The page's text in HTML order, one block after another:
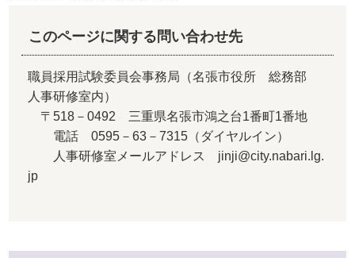
このページに関する問い合わせ先
職員採用試験委員会事務局（名張市役所 総務部
人事研修室内）
〒518－0492 三重県名張市鴻之台1番町1番地
電話 0595－63－7315（ダイヤルイン）
人事研修室メールアドレス jinji@city.nabari.lg.
jp